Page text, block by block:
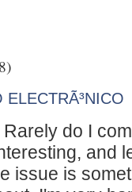
ELECTRÃ³NICO
Rarely do I
and
issue is